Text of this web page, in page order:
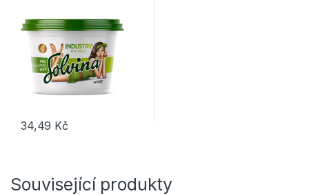
34,49 Kč
Související produkty